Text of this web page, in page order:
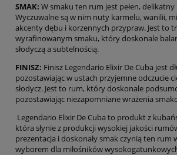
SMAK: W smaku ten rum jest pełen, delikatny
Wyczuwalne są w nim nuty karmelu, wanilii,
akcenty dębu i korzennych przypraw. Jest to
wyrafinowanym smaku, który doskonale
słodyczą a subtelnością.
FINISZ: Finisz Legendario Elixir De Cuba jest
pozostawiając w ustach przyjemne odczucie
słodycz. Jest to rum, który doskonale
pozostawiając niezapomniane wrażenia
Legendario Elixir De Cuba to produkt z
która słynie z produkcji wysokiej jakości
prezentacja i doskonały smak czynią ten rum
wyborem dla miłośników